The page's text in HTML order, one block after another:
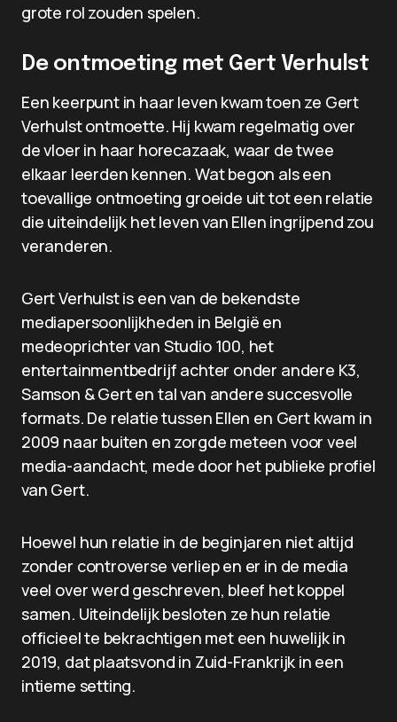
grote rol zouden spelen.
De ontmoeting met Gert Verhulst
Een keerpunt in haar leven kwam toen ze Gert
Verhulst ontmoette. Hij kwam regelmatig over
de vloer in haar horecazaak, waar de twee
elkaar leerden kennen. Wat begon als een
toevallige ontmoeting groeide uit tot een relatie
die uiteindelijk het leven van Ellen ingrijpend zou
veranderen.
Gert Verhulst is een van de bekendste
mediapersoonlijkheden in België en
medeoprichter van Studio 100, het
entertainmentbedrijf achter onder andere K3,
Samson & Gert en tal van andere succesvolle
formats. De relatie tussen Ellen en Gert kwam in
2009 naar buiten en zorgde meteen voor veel
media-aandacht, mede door het publieke profiel
van Gert.
Hoewel hun relatie in de beginjaren niet altijd
zonder controverse verliep en er in de media
veel over werd geschreven, bleef het koppel
samen. Uiteindelijk besloten ze hun relatie
officieel te bekrachtigen met een huwelijk in
2019, dat plaatsvond in Zuid-Frankrijk in een
intieme setting.